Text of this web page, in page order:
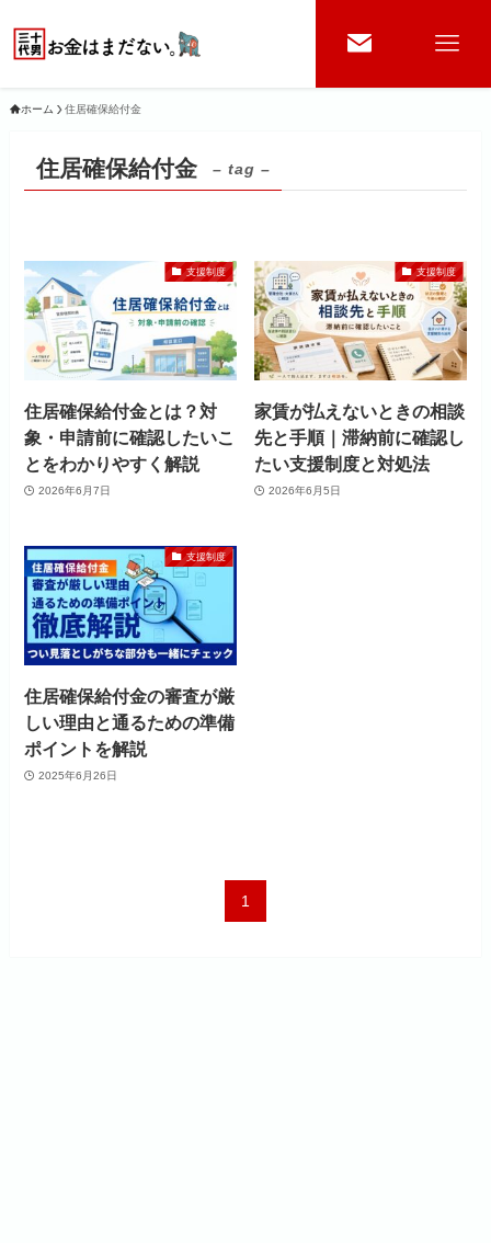
ホーム 住居確保給付金
住居確保給付金 – tag –
支援制度
住居確保給付金とは？対
象・申請前に確認したいこ
とをわかりやすく解説
2026年6月7日
支援制度
家賃が払えないときの相談
先と手順｜滞納前に確認し
たい支援制度と対処法
2026年6月5日
支援制度
住居確保給付金の審査が厳
しい理由と通るための準備
ポイントを解説
2025年6月26日
1